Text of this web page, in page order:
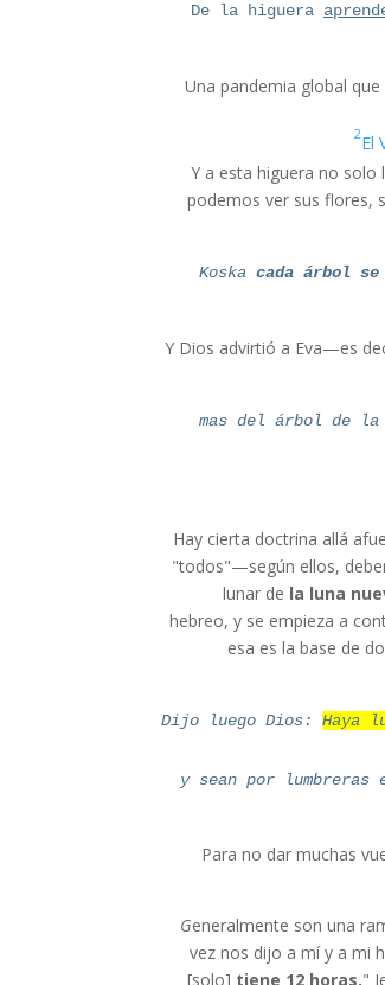
De la higuera
Una pandemia global
El
Y a esta higuera no solo
podemos ver sus flores,
cada árbol se
Y Dios advirtió a Eva—es
mas del árbol de
Hay cierta doctrina allá
"todos"—según ellos,
lunar de la luna
hebreo, y se empieza a
esa es la base de
Dijo luego Dios:Haya
y sean por
Para no dar muchas
Generalmente son una
vez nos dijo a mí y a mi
[solo] tiene 12 horas."